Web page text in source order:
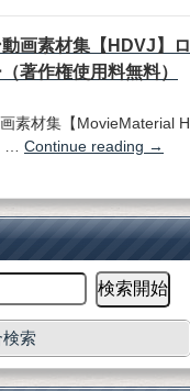
画素材集【HDVJ】ロ
著作権使用料無料）
素材集【MovieMaterial H
… Continue reading →
索